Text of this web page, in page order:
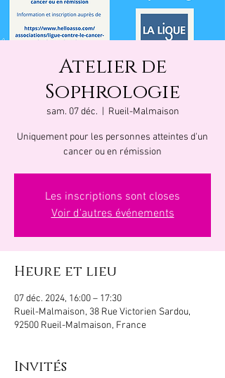
Atelier de
Sophrologie
sam. 07 déc. Rueil-Malmaison
Uniquement pour les personnes atteintes d'un
cancer ou en rémission
Les inscriptions sont closes
Voir d'autres événements
Heure et lieu
07 déc. 2024, 16:00 – 17:30
Rueil-Malmaison, 38 Rue Victorien Sardou,
92500 Rueil-Malmaison, France
Invités